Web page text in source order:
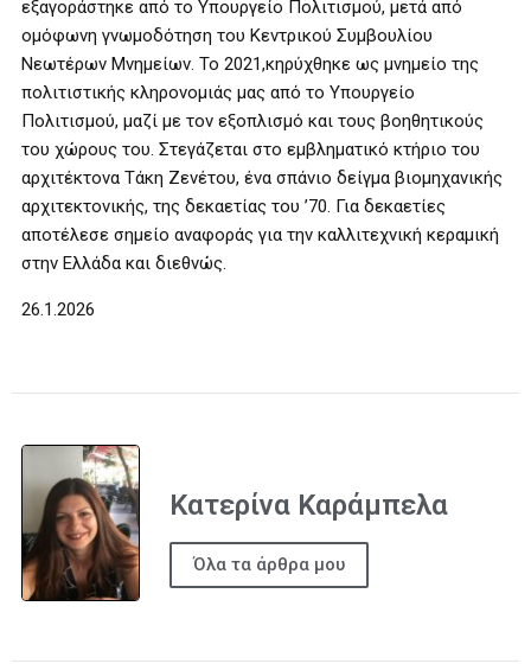
εξαγοράστηκε από το Υπουργείο Πολιτισμού, μετά από
ομόφωνη γνωμοδότηση του Κεντρικού Συμβουλίου
Νεωτέρων Μνημείων. Το 2021,κηρύχθηκε ως μνημείο της
πολιτιστικής κληρονομιάς μας από το Υπουργείο
Πολιτισμού, μαζί με τον εξοπλισμό και τους βοηθητικούς
του χώρους του. Στεγάζεται στο εμβληματικό κτήριο του
αρχιτέκτονα Τάκη Ζενέτου, ένα σπάνιο δείγμα βιομηχανικής
αρχιτεκτονικής, της δεκαετίας του ’70. Για δεκαετίες
αποτέλεσε σημείο αναφοράς για την καλλιτεχνική κεραμική
στην Ελλάδα και διεθνώς.
26.1.2026
Κατερίνα Καράμπελα
Όλα τα άρθρα μου